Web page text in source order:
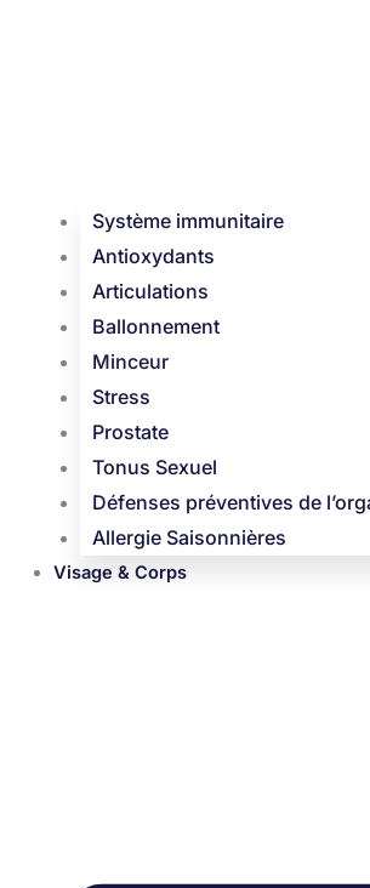
Système immunitaire
Antioxydants
Articulations
Ballonnement
Minceur
Stress
Prostate
Tonus Sexuel
Défenses préventives de
Allergie Saisonnières
Visage & Corps